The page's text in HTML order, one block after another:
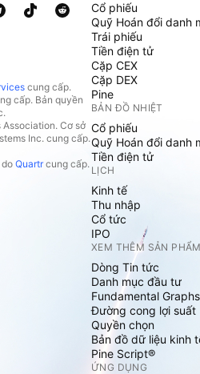
cung cấp.
cấp. Bản quyền
Cơ sở
Inc. cung cấp.
Quartrcung cấp.
Cổ phiếu
Quỹ Hoán đổi danh
Trái phiếu
Tiền điện tử
Cặp CEX
Cặp DEX
Pine
BẢN ĐỒ NHIỆT
Cổ phiếu
Quỹ Hoán đổi danh
Tiền điện tử
LỊCH
Kinh tế
Thu nhập
Cổ tức
IPO
XEM THÊM SẢN PHẨM
Dòng Tin tức
Danh mục đầu tư
Fundamental Graphs
Đường cong lợi suất
Quyền chọn
Bản đồ dữ liệu kinh
Pine Script®
ỨNG DỤNG